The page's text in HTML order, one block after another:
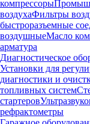
компрессоры
воздухаФильтры
быстроразъемные
воздушныеМасло
арматура
Диагностическое
Установки для
диагностики и
топливных систем
стартеров
рефрактометры